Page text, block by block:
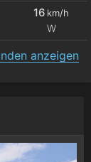
16 km/h
W
anzeigen